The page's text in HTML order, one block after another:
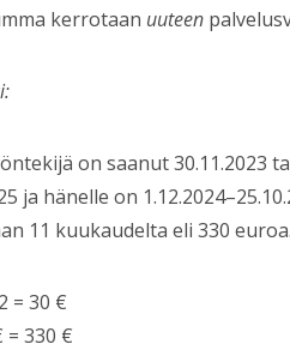
kerrotaan uuteen
on saanut 30.11.2023
ja hänelle on
11 kuukaudelta eli 330 euroa.
= 30 €
= 330 €